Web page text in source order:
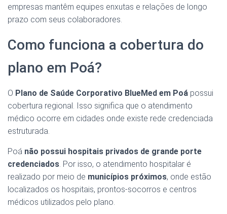
empresas mantêm equipes enxutas e relações de longo
prazo com seus colaboradores.
Como funciona a cobertura do
plano em Poá?
O Plano de Saúde Corporativo BlueMed em Poá possui
cobertura regional. Isso significa que o atendimento
médico ocorre em cidades onde existe rede credenciada
estruturada.
Poá não possui hospitais privados de grande porte
credenciados. Por isso, o atendimento hospitalar é
realizado por meio de municípios próximos, onde estão
localizados os hospitais, prontos-socorros e centros
médicos utilizados pelo plano.